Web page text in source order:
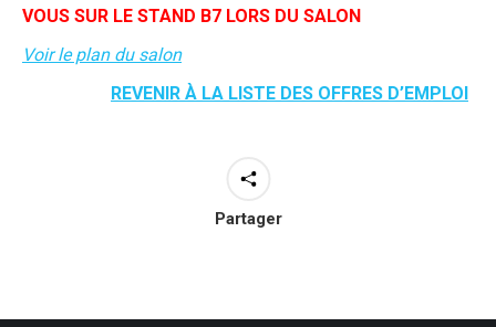
VOUS SUR LE STAND B7 LORS DU SALON
Voir le plan du salon
REVENIR À LA LISTE DES OFFRES D’EMPLOI
Partager